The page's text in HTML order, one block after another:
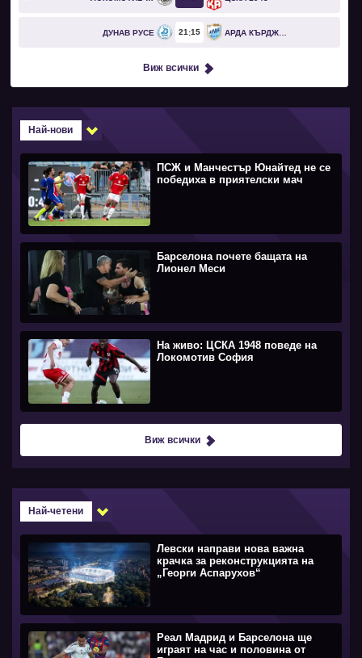
ДУНАВ РУСЕ 21 15 АРДА КЪРДЖАЛИ
Виж всички
Най-нови
ПСЖ и Манчестър Юнайтед не се
победиха в приятелски мач
Барселона почете бащата на
Лионел Меси
На живо: ЦСКА 1948 поведе на
Локомотив София
Виж всички
Най-четени
Левски направи нова важна
крачка за реконструкцията на
„Георги Аспарухов“
Реал Мадрид и Барселона ще
играят на час и половина от